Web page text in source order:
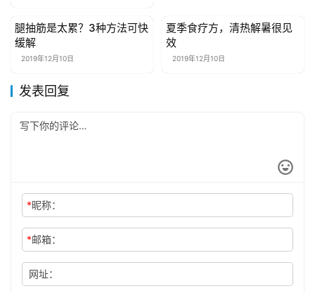
健康资讯
腿抽筋是太累？3种方法可快
缓解
2019年12月10日
健康资讯
夏季食疗方，清热解暑很见
效
2019年12月10日
发表回复
*昵称：
*邮箱：
网址：